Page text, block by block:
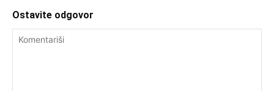
Ostavite odgovor